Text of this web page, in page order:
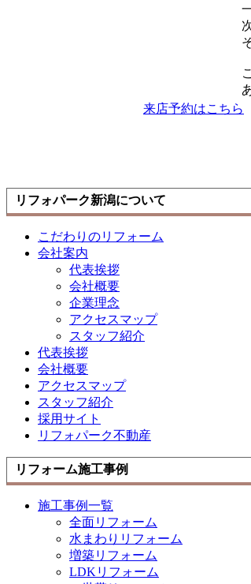
来店予約はこちら
リフォパーク新潟について
こだわりのリフォーム
会社案内
代表挨拶
会社概要
企業理念
アクセスマップ
スタッフ紹介
代表挨拶
会社概要
アクセスマップ
スタッフ紹介
採用サイト
リフォパーク不動産
リフォーム施工事例
施工事例一覧
全面リフォーム
水まわりリフォーム
増築リフォーム
LDKリフォーム